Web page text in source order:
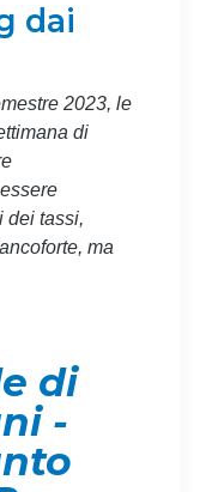
dai
2023, le
di
dei tassi,
ma
di
-